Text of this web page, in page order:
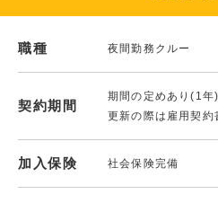
職種 夜間勤務クルー
契約期間
期間の定めあり(1年
更新の際は雇用契約
加入保険 社会保険完備